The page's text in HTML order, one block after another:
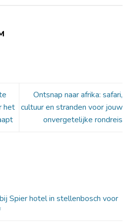
het
Ontsnap naar afrika: safari,
cultuur en stranden voor jouw
onvergetelijke rondreis
Spier hotel in stellenbosch voor